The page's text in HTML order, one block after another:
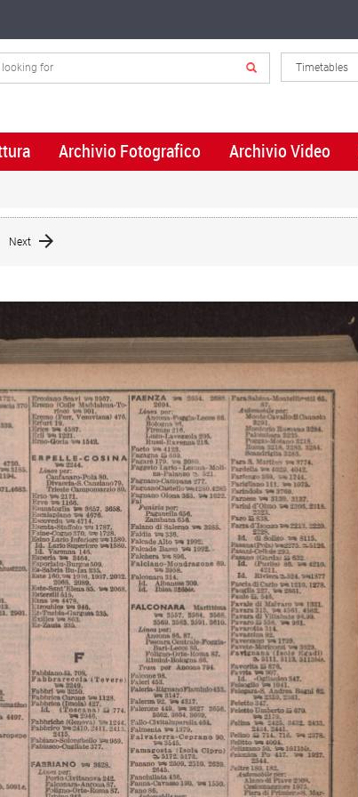
Archivio Fotografico Archivio Video
Next